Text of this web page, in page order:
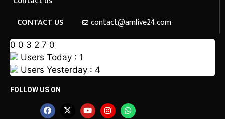
CONTACT US
contact@amlive24.com
0 0 3 2 7 0
Users Today : 1
Users Yesterday : 4
FOLLOW US ON